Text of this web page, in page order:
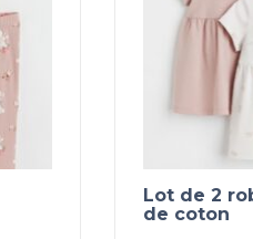
Lot de 2
de coton